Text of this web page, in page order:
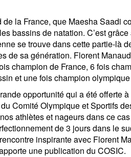
de la France, que Maesha Saadi
bassins de natation. C’est
se trouve dans cette partie-là
de sa génération. Florent
champion de France, 6 fois
et une fois champion
opportunité qui a été offerte
Comité Olympique et Sportifs
athlètes et nageurs dans ce
de 3 jours dans le
inspirante avec Florent
une publication du COSIC.